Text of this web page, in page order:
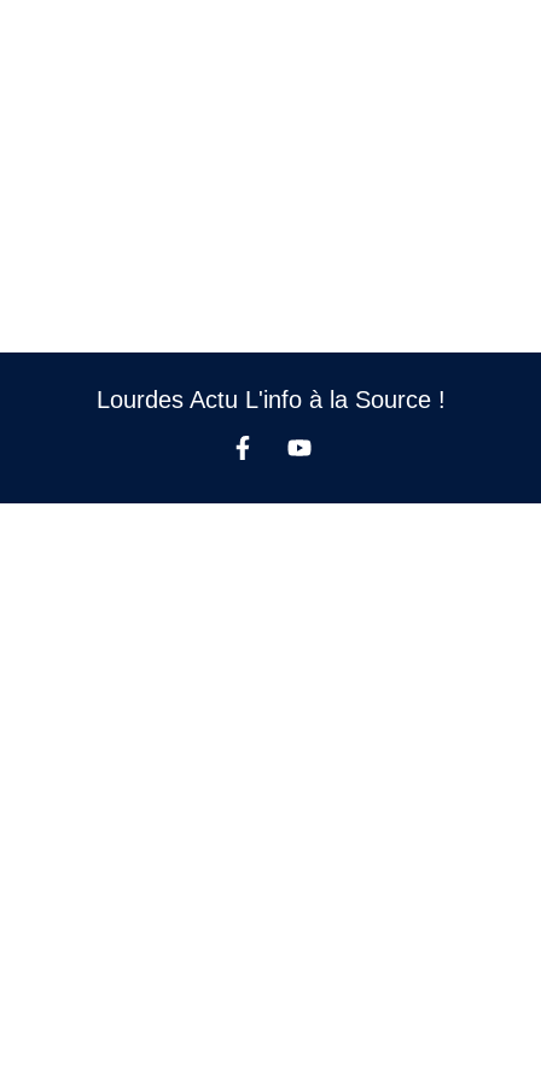
Lourdes Actu L'info à la Source !